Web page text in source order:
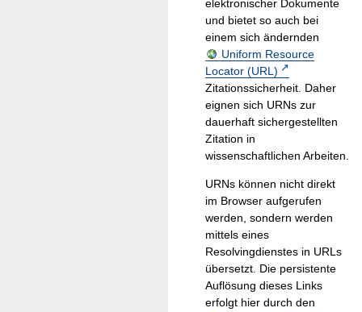
elektronischer Dokumente
und bietet so auch bei
einem sich ändernden
Uniform Resource
Locator (URL)
Zitationssicherheit. Daher
eignen sich URNs zur
dauerhaft sichergestellten
Zitation in
wissenschaftlichen Arbeiten.
URNs können nicht direkt
im Browser aufgerufen
werden, sondern werden
mittels eines
Resolvingdienstes in URLs
übersetzt. Die persistente
Auflösung dieses Links
erfolgt hier durch den